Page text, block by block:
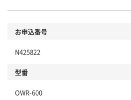
お申込番号
N425822
型番
OWR-600